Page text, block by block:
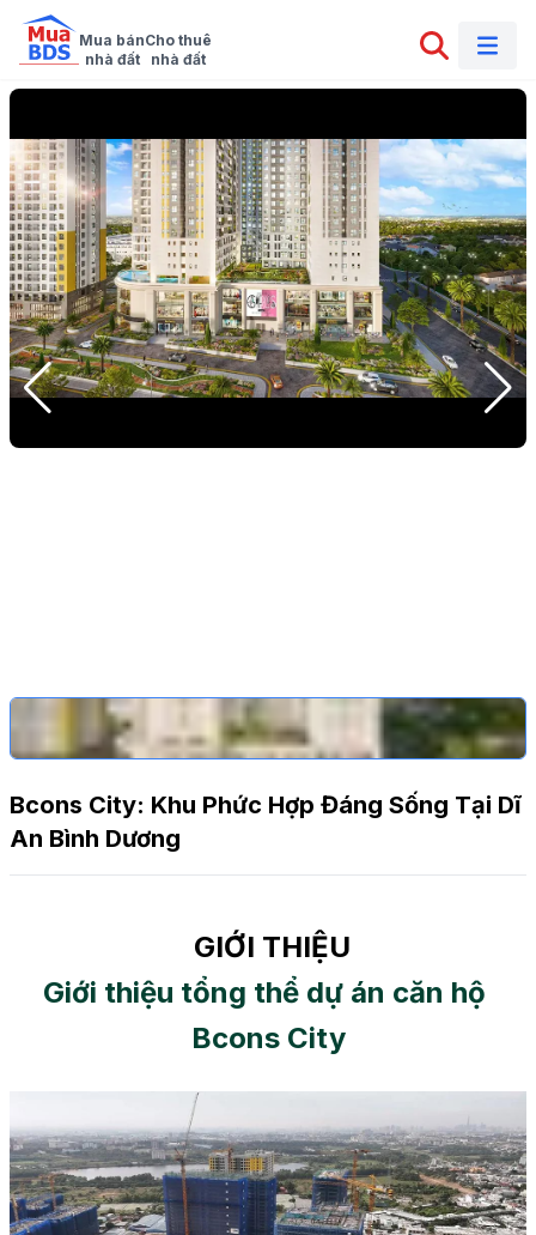
Mua bán
nhà đất
Cho thuê
nhà đất
Bcons City: Khu Phức Hợp Đáng Sống Tại Dĩ
An Bình Dương
GIỚI THIỆU
Giới thiệu tổng thể dự án căn hộ
Bcons City